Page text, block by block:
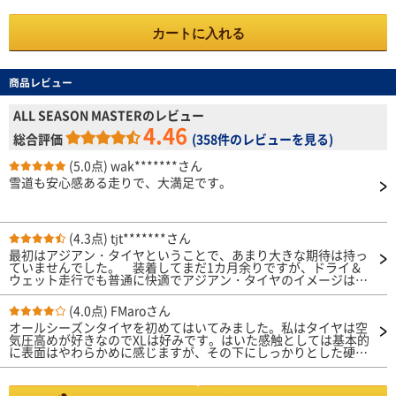
カートに入れる
商品レビュー
ALL SEASON MASTERのレビュー
総合評価
4.46 (358件のレビューを見る)
(5.0点) wak*******さん
雪道も安心感ある走りで、大満足です。
(4.3点) tjt*******さん
最初はアジアン・タイヤということで、あまり大きな期待は持っ
ていませんでした。 装着してまだ1カ月余りですが、ドライ＆
ウェット走行でも普通に快適でアジアン・タイヤのイメージは一
新されました。 もしかしたら掘り出しモン「良い買い物をした
かも…!?」と思い始めているところです。
(4.0点) FMaroさん
オールシーズンタイヤを初めてはいてみました。私はタイヤは空
気圧高めが好きなのでXLは好みです。はいた感触としては基本的
に表面はやわらかめに感じますが、その下にしっかりとした硬い
感じがあります。オールシーズンらしい感触だと思います。私は
は特に不安はありません。耐久性は２年ぐらいと思っています。